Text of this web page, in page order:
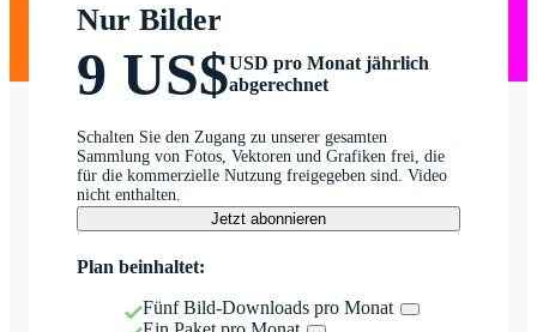
Nur Bilder
9 US$USD pro Monat jährlich
abgerechnet
Schalten Sie den Zugang zu unserer gesamten
Sammlung von Fotos, Vektoren und Grafiken frei, die
für die kommerzielle Nutzung freigegeben sind. Video
nicht enthalten.
Jetzt abonnieren
Plan beinhaltet:
Fünf Bild-Downloads pro Monat